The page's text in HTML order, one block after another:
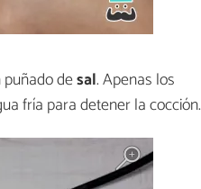
desal. Apenas los
fría para detener la cocción.